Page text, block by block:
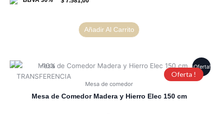
Añadir Al Carrito
¡Oferta!
Oferta !
Mesa de comedor
Mesa de Comedor Madera y Hierro Elec 150 cm